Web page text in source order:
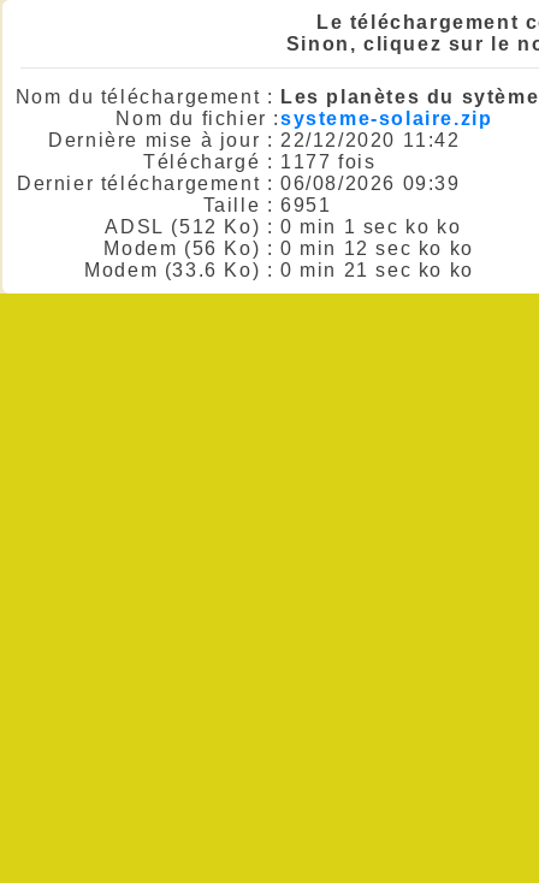
Le téléchargement
Sinon, cliquez sur le
Nom du téléchargement :
Les planètes du
Nom du fichier :systeme-solaire.zip
Dernière mise à jour :
22/12/2020 11:42
Téléchargé : 1177 fois
Dernier téléchargement :
06/08/2026 09:39
Taille : 6951
ADSL (512 Ko) : 0 min 1 sec ko ko
Modem (56 Ko) : 0 min 12 sec ko ko
Modem (33.6 Ko) : 0 min 21 sec ko ko